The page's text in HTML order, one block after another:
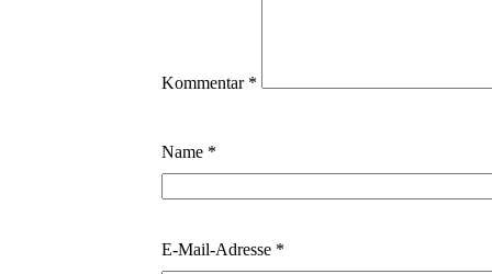
Kommentar *
Name *
E-Mail-Adresse *